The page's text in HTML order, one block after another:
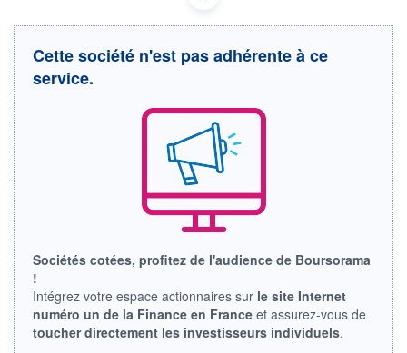
DONNÉES TEMPS DIFFÉRÉ
Cotation sur les autres places
17h39 19h48
CLÔTURE VEILLE
+ HAUT + BAS
VOLUME
31 138
CAPITAL ÉCHANGÉ
0,02%
Cette société n'est pas adhérente à ce
service.
Sociétés cotées, profitez de l'audience de Boursorama
!
Intégrez votre espace actionnaires sur le site Internet
numéro un de la Finance en France et assurez-vous de
toucher directement les investisseurs individuels.